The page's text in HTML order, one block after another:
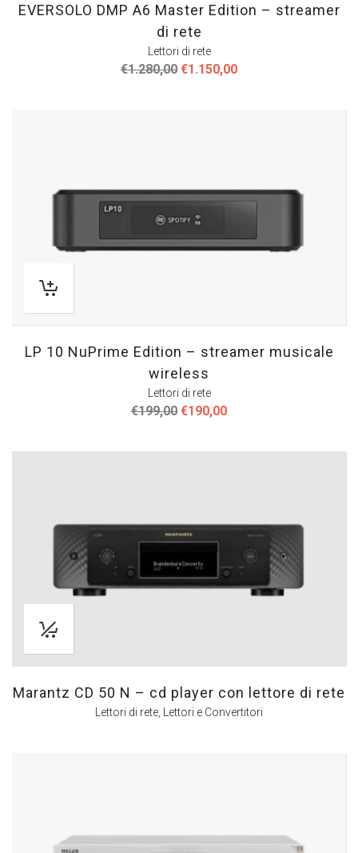
EVERSOLO DMP A6 Master Edition – streamer
di rete
Lettori di rete
€1.280,00 Il
€1.150,00Il
LP 10 NuPrime Edition – streamer musicale
wireless
Lettori di rete
€199,00 Il
€190,00Il
Marantz CD 50 N – cd player con lettore di rete
Lettori di rete Lettori e Convertitori